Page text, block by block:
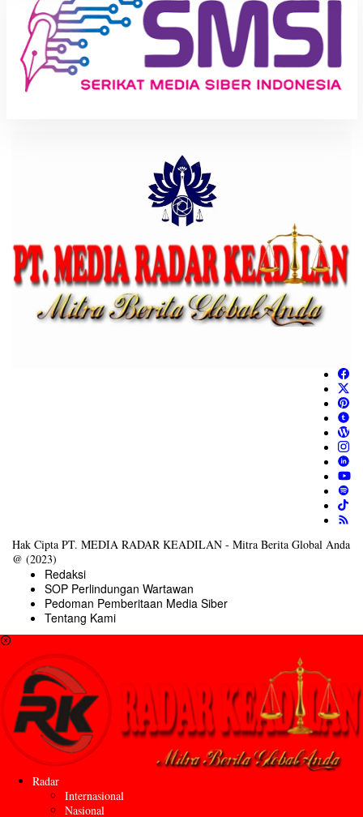
Hak Cipta PT. MEDIA RADAR KEADILAN - Mitra Berita Global Anda
@ (2023)
Redaksi
SOP Perlindungan Wartawan
Pedoman Pemberitaan Media Siber
Tentang Kami
Radar
Internasional
Nasional